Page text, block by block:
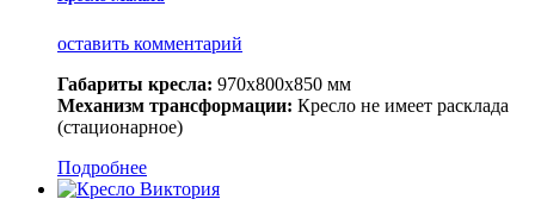
оставить комментарий
Габариты кресла: 970х800х850 мм
Механизм трансформации: Кресло не имеет расклада
(стационарное)
Подробнее